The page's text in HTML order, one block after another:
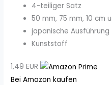
4-teiliger Satz
50 mm, 75 mm, 10 cm
japanische Ausführung
Kunststoff
1,49 EUR
Bei Amazon kaufen